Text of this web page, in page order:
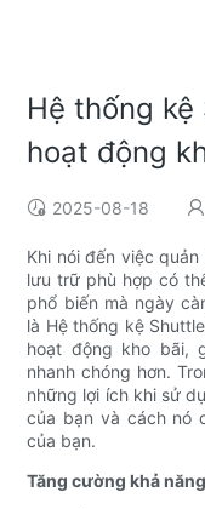
Hệ thống
hoạt động
2025-08-18
Khi nói đến việc
lưu trữ phù hợp có
phổ biến mà ngày
là Hệ thống kệ
hoạt động kho bãi,
nhanh chóng hơn.
những lợi ích khi sử
của bạn và cách nó
của bạn.
Tăng cường khả